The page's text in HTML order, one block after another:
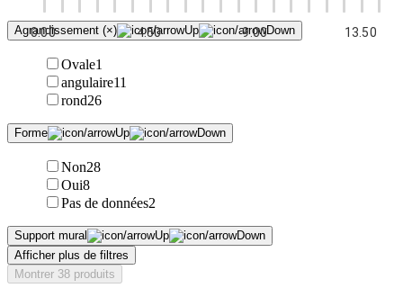
0.00 4.50 9.00 13.50
Agrandissement (×)
Ovale1
angulaire11
rond26
Forme
Non28
Oui8
Pas de données2
Support mural
Afficher plus de filtres
Montrer 38 produits